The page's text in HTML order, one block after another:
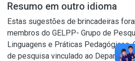
Resumo em outro idioma
Estas sugestões de brincadeiras
membros do GELPP- Grupo de
Linguagens e Práticas Pedagógicas.
de pesquisa vinculado ao